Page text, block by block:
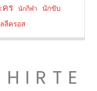
คร นักกีฬา นักขับ
ลีครอส